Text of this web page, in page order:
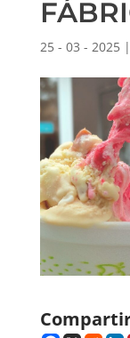
25 - 03 - 2025|